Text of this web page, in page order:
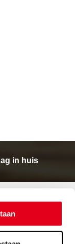
in huis
B.V.